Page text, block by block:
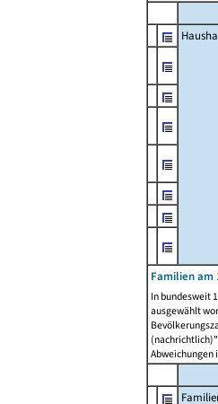
Familien am
In bundesweit
ausgewählt
Abweichungen